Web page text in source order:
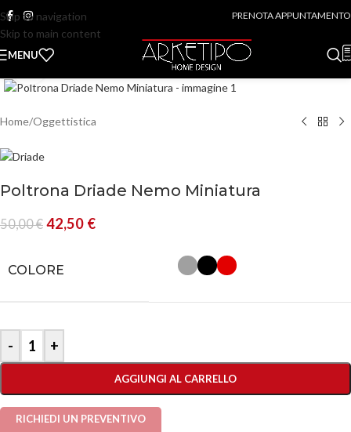
Skip to navigation
Skip to main content
PRENOTA APPUNTAMENTO
MENU
Home/Oggettistica
Poltrona Driade Nemo Miniatura
50,00€ 42,50 €
COLORE
- +
AGGIUNGI AL CARRELLO
RICHIEDI UN PREVENTIVO